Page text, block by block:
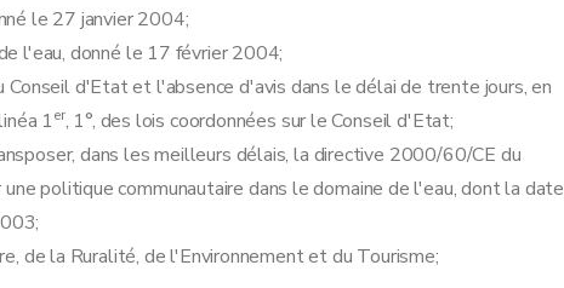
le 27 janvier 2004;
l'eau, donné le 17 février 2004;
d'Etat et l'absence d'avis dans le délai de trente jours, en
1er, 1°, des lois coordonnées sur le Conseil d'Etat;
dans les meilleurs délais, la directive 2000/60/CE du
politique communautaire dans le domaine de l'eau, dont la date
de la Ruralité, de l'Environnement et du Tourisme;